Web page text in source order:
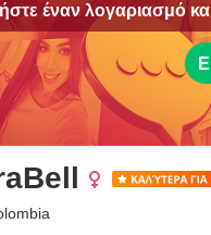
έναν λογαριασμό